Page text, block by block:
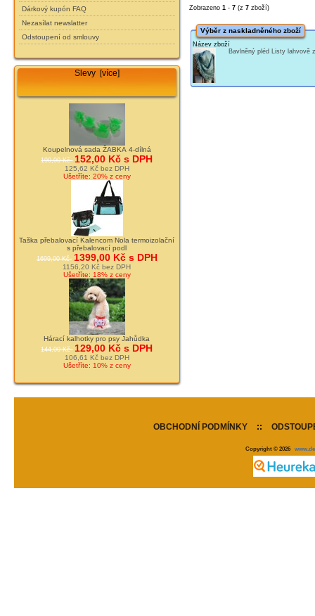
Dárkový kupón FAQ
Nezasílat newslatter
Odstoupení od smlouvy
Slevy [více]
Koupelnová sada ŽABKA 4-dílná
190,00 Kč 152,00 Kč s DPH
125,62 Kč bez DPH
Ušetříte: 20% z ceny
Taška přebalovací Kalencom Nola termoizolační
s přebalovací podl
1699,00 Kč 1399,00 Kč s DPH
1156,20 Kč bez DPH
Ušetříte: 18% z ceny
Hárací kalhotky pro psy Jahůdka
144,00 Kč 129,00 Kč s DPH
106,61 Kč bez DPH
Ušetříte: 10% z ceny
Zobrazeno 1 - 7(z 7zboží)
Výběr z naskladněného zboží
Název zboží
Bavlněný pléd Listy lahvově
OBCHODNÍ PODMÍNKY ::
Copyright © 2026